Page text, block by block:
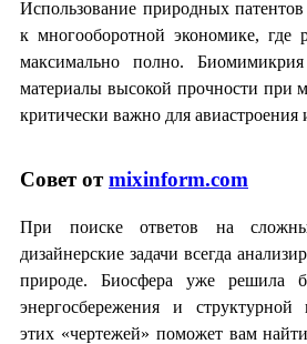
Использование природных патентов
к многооборотной экономике, где
максимально полно.
материалы высокой прочности при
критически важно для авиастроения
Совет отmixinform.com
При поиске ответов на
дизайнерские задачи всегда
природе. Биосфера уже решила
энергосбережения и структурной
этих «чертежей» поможет вам